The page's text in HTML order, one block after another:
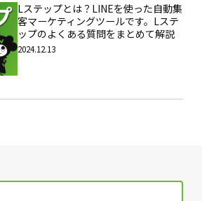
Lステップとは？LINEを使った自動集
客マーケティングツールです。Lステ
ップのよくある質問をまとめて解説
2024.12.13